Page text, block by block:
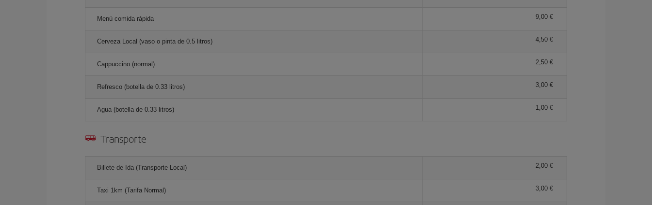
Menú comida rápida 9,00 €
Cerveza Local (vaso o pinta de 0.5 litros) 4,50 €
Cappuccino (normal) 2,50 €
Refresco (botella de 0.33 litros) 3,00 €
Agua (botella de 0.33 litros) 1,00 €
Transporte
Billete de Ida (Transporte Local) 2,00 €
Taxi 1km (Tarifa Normal) 3,00 €